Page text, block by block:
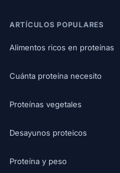
ARTÍCULOS POPULARES
Alimentos ricos en proteínas
Cuánta proteína necesito
Proteínas vegetales
Desayunos proteicos
Proteína y peso